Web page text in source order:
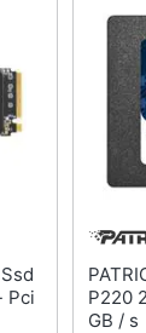
Pci
PATRIOT - SSD
P220
GB / s